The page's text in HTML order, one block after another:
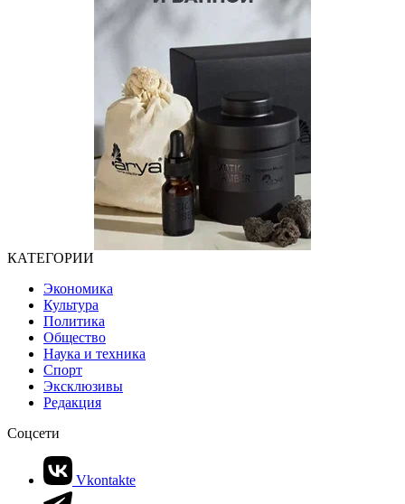
КАТЕГОРИИ
Экономика
Культура
Политика
Общество
Наука и техника
Спорт
Эксклюзивы
Редакция
Соцсети
Vkontakte